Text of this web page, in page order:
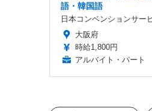
語・韓国語
日本コンベンションサー
大阪府
時給1,800円
アルバイト・パート